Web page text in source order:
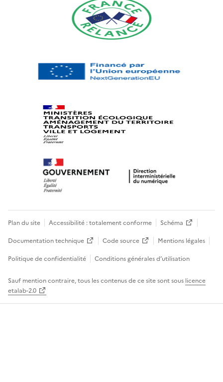
Plan du site Accessibilité : totalement conforme
Schéma
Documentation technique
Code source
Mentions légales
Politique de confidentialité
Conditions générales d’utilisation
Sauf mention contraire, tous les contenus de ce site sont sous licence
etalab-2.0